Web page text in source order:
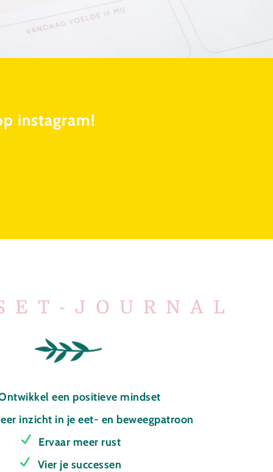
instagram!
JOURNAL
een positieve mindset
inzicht in je eet- en beweegpatroon
Ervaar meer rust
Vier je successen